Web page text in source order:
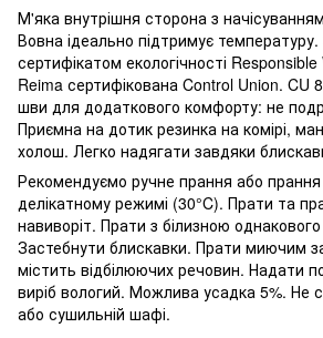
М'яка внутрішня сторона з
Вовна ідеально підтримує температуру.
сертифікатом екологічності
Reima сертифікована Control Union. CU
шви для додаткового комфорту: не
Приємна на дотик резинка на комірі,
холош. Легко надягати завдяки
Рекомендуємо ручне прання або
делікатному режимі (30°C). Прати та
навиворіт. Прати з білизною
Застебнути блискавки. Прати миючим
містить відбілюючих речовин. Надати
виріб вологий. Можлива усадка 5%. Не
або сушильній шафі.